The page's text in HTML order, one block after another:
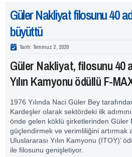
Güler Nakliyat filosunu 40
büyüttü
Tarih: Temmuz 2, 2020
Güler Nakliyat, filosunu 40
Yılın Kamyonu ödüllü F-
1976 Yılında Naci Güler Bey
Kardeşler olarak sektördeki ilk
önde gelen köklü şirketlerinden Güler
güçlendirmek ve verimliliğini artırmak
Uluslararası Yılın Kamyonu (ITOY)’
ile filosunu genişletiyor.